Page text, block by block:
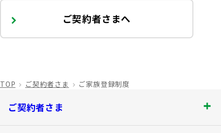
ご契約者さまへ
TOP ご契約者さま ご家族登録制度
ご契約者さま